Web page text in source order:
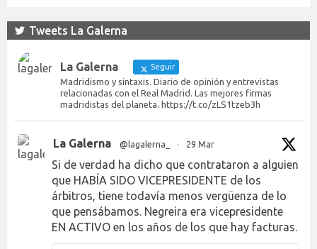
Tweets La Galerna
La Galerna Seguir
Madridismo y sintaxis. Diario de opinión y entrevistas
relacionadas con el Real Madrid. Las mejores firmas
madridistas del planeta. https://t.co/zLS1tzeb3h
La Galerna @lagalerna_ · 29 Mar
Si de verdad ha dicho que contrataron a alguien
que HABÍA SIDO VICEPRESIDENTE de los
árbitros, tiene todavía menos vergüenza de lo
que pensábamos. Negreira era vicepresidente
EN ACTIVO en los años de los que hay facturas.